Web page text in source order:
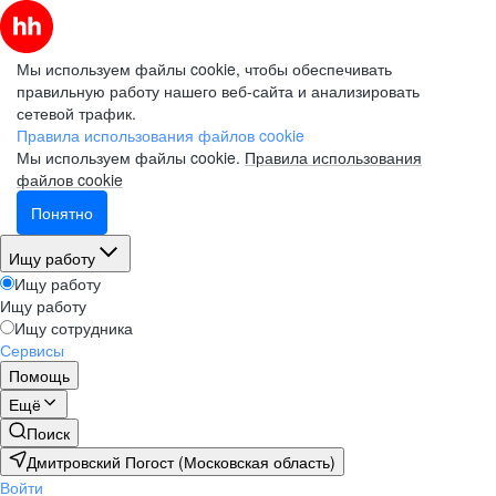
Мы используем файлы cookie, чтобы обеспечивать
правильную работу нашего веб-сайта и анализировать
сетевой трафик.
Правила использования файлов cookie
Мы используем файлы cookie. Правила использования
файлов cookie
Понятно
Ищу работу
Ищу работу
Ищу работу
Ищу сотрудника
Сервисы
Помощь
Ещё
Поиск
Дмитровский Погост (Московская область)
Войти